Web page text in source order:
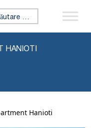
HANIOTI
Hanioti